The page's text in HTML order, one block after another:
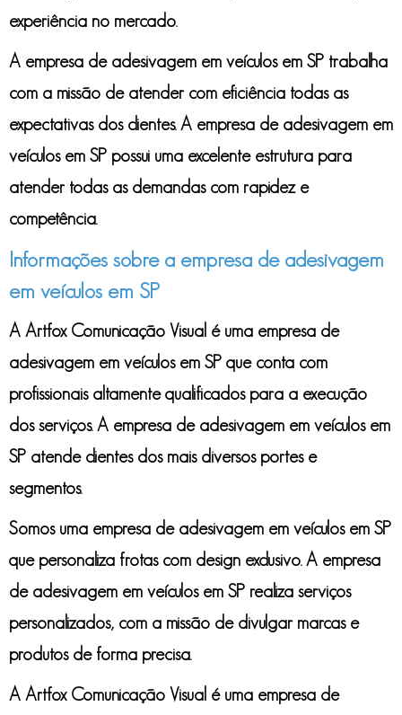
experiência no mercado.
A empresa de adesivagem em veículos em SP trabalha
com a missão de atender com eficiência todas as
expectativas dos clientes. A empresa de adesivagem em
veículos em SP possui uma excelente estrutura para
atender todas as demandas com rapidez e
competência.
Informações sobre a empresa de adesivagem
em veículos em SP
A Artfox Comunicação Visual é uma empresa de
adesivagem em veículos em SP que conta com
profissionais altamente qualificados para a execução
dos serviços. A empresa de adesivagem em veículos em
SP atende clientes dos mais diversos portes e
segmentos.
Somos uma empresa de adesivagem em veículos em SP
que personaliza frotas com design exclusivo. A empresa
de adesivagem em veículos em SP realiza serviços
personalizados, com a missão de divulgar marcas e
produtos de forma precisa.
A Artfox Comunicação Visual é uma empresa de